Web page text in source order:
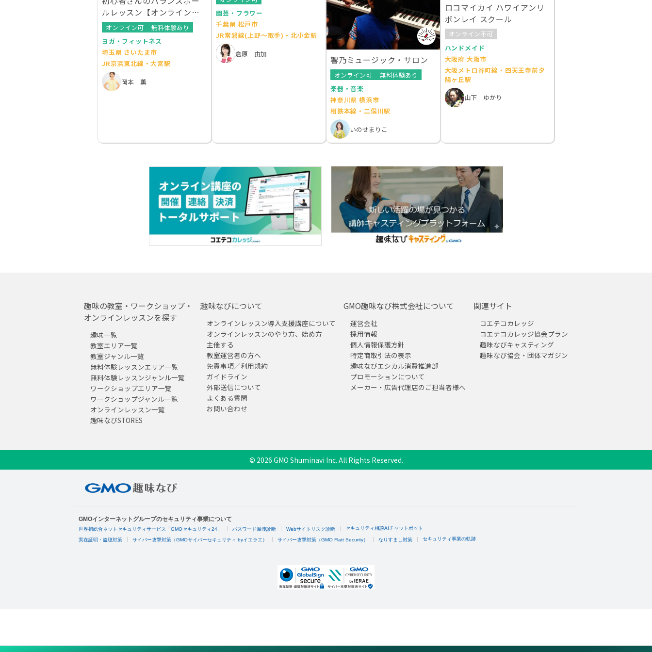
ルレッスン【オンラインレ
ッスンあり】
オンライン可
無料体験あり
ヨガ・フィットネス
埼玉県 さいたま市
JR京浜東北線・大宮駅
岡本 薫
園芸・フラワー
千葉県 松戸市
JR常磐線(上野～取手)・北小金駅
倉原 由加
響乃ミュージック・サロン
オンライン可
無料体験あり
楽器・音楽
神奈川県 横浜市
相鉄本線・二俣川駅
いのせまりこ
ロコマイカイ ハワイアンリ
ボンレイ スクール
オンライン不可
ハンドメイド
大阪府 大阪市
大阪メトロ谷町線・四天王寺前夕
陽ヶ丘駅
山下 ゆかり
趣味の教室・ワークショップ・
オンラインレッスンを探す
趣味一覧
教室エリア一覧
教室ジャンル一覧
無料体験レッスンエリア一覧
無料体験レッスンジャンル一覧
ワークショップエリア一覧
ワークショップジャンル一覧
オンラインレッスン一覧
趣味なびSTORES
趣味なびについて
オンラインレッスン導入支援講座について
オンラインレッスンのやり方、始め方
主催する
教室運営者の方へ
免責事項／利用規約
ガイドライン
外部送信について
よくある質問
お問い合わせ
GMO趣味なび株式会社について
運営会社
採用情報
個人情報保護方針
特定商取引法の表示
趣味なびエシカル消費推進部
プロモーションについて
メーカー・広告代理店のご担当者様へ
関連サイト
コエテコカレッジ
コエテコカレッジ協会プラン
趣味なびキャスティング
趣味なび協会・団体マガジン
© 2026 GMO Shuminavi Inc. All Rights Reserved.